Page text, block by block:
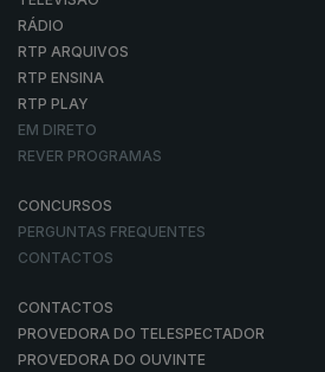
RÁDIO
RTP ARQUIVOS
RTP ENSINA
RTP PLAY
EM DIRETO
REVER PROGRAMAS
CONCURSOS
PERGUNTAS FREQUENTES
CONTACTOS
CONTACTOS
PROVEDORA DO TELESPECTADOR
PROVEDORA DO OUVINTE